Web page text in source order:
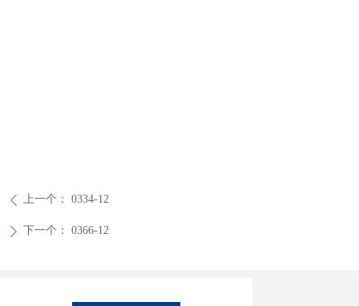
ꄴ 上一个： 0334-12
ꄲ 下一个： 0366-12